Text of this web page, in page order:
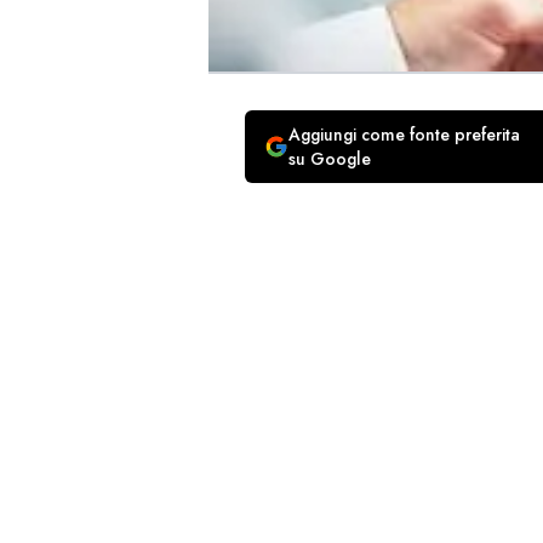
Aggiungi come fonte preferita
su Google